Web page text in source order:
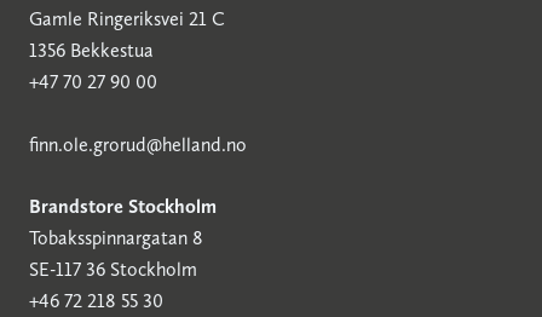
Gamle Ringeriksvei 21 C
1356 Bekkestua
+47 70 27 90 00
finn.ole.grorud@helland.no
Brandstore Stockholm
Tobaksspinnargatan 8
SE-117 36 Stockholm
+46 72 218 55 30